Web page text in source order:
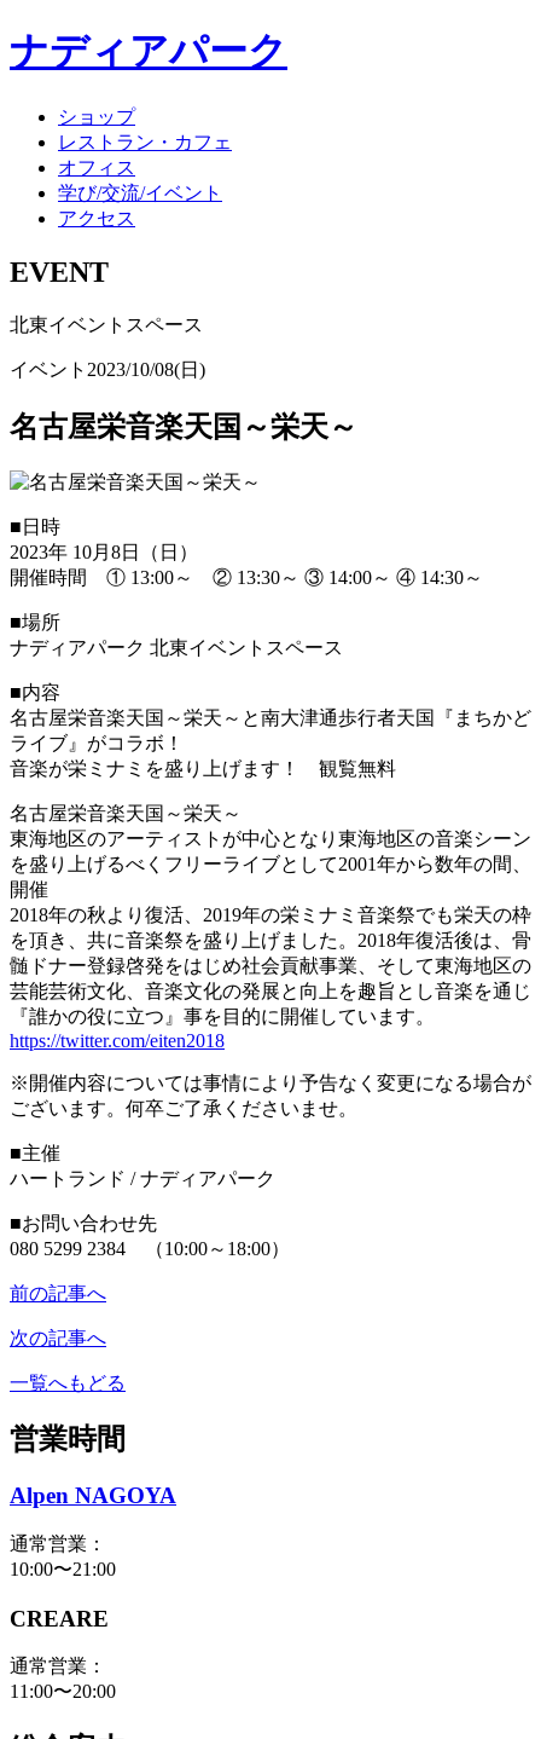
ナディアパーク
ショップ
レストラン・カフェ
オフィス
学び/交流/イベント
アクセス
EVENT
北東イベントスペース
イベント 2023/10/08(日)
名古屋栄音楽天国～栄天～
■日時
2023年 10月8日（日）
開催時間 ① 13:00～ ② 13:30～ ③ 14:00～ ④ 14:30～
■場所
ナディアパーク 北東イベントスペース
■内容
名古屋栄音楽天国～栄天～と南大津通歩行者天国『まちかど
ライブ』がコラボ！
音楽が栄ミナミを盛り上げます！ 観覧無料
名古屋栄音楽天国～栄天～
東海地区のアーティストが中心となり東海地区の音楽シーン
を盛り上げるべくフリーライブとして2001年から数年の間、
開催
2018年の秋より復活、2019年の栄ミナミ音楽祭でも栄天の枠
を頂き、共に音楽祭を盛り上げました。2018年復活後は、骨
髄ドナー登録啓発をはじめ社会貢献事業、そして東海地区の
芸能芸術文化、音楽文化の発展と向上を趣旨とし音楽を通じ
『誰かの役に立つ』事を目的に開催しています。
https://twitter.com/eiten2018
※開催内容については事情により予告なく変更になる場合が
ございます。何卒ご了承くださいませ。
■主催
ハートランド / ナディアパーク
■お問い合わせ先
080 5299 2384 （10:00～18:00）
前の記事へ
次の記事へ
一覧へもどる
営業時間
Alpen NAGOYA
通常営業：
10:00〜21:00
CREARE
通常営業：
11:00〜20:00